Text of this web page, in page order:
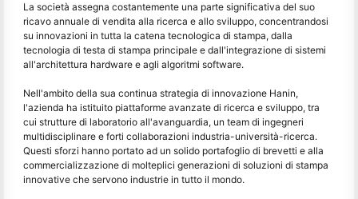
La società assegna costantemente una parte significativa del suo
ricavo annuale di vendita alla ricerca e allo sviluppo, concentrandosi
su innovazioni in tutta la catena tecnologica di stampa, dalla
tecnologia di testa di stampa principale e dall'integrazione di sistemi
all'architettura hardware e agli algoritmi software.
Nell'ambito della sua continua strategia di innovazione Hanin,
l'azienda ha istituito piattaforme avanzate di ricerca e sviluppo, tra
cui strutture di laboratorio all'avanguardia, un team di ingegneri
multidisciplinare e forti collaborazioni industria-università-ricerca.
Questi sforzi hanno portato ad un solido portafoglio di brevetti e alla
commercializzazione di molteplici generazioni di soluzioni di stampa
innovative che servono industrie in tutto il mondo.